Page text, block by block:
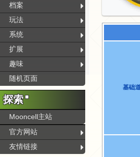
基础
档案
玩法
系统
扩展
趣味
随机页面
探索
Mooncell主站
官方网站
友情链接